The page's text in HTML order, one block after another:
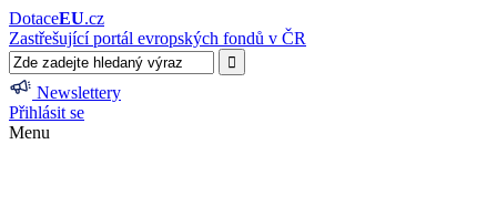
DotaceEU.cz
Zastřešující portál evropských fondů v ČR
Newslettery
Přihlásit se
Menu